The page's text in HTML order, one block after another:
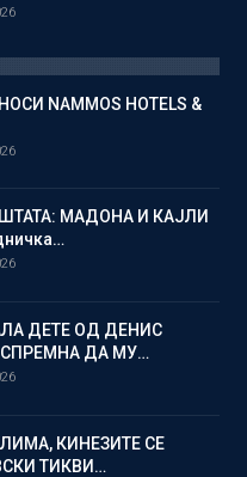
NAMMOS HOTELS &
МАДОНА И КАЈЛИ
ДЕТЕ ОД ДЕНИС
ДА МУ…
КИНЕЗИТЕ СЕ
ТИКВИ…